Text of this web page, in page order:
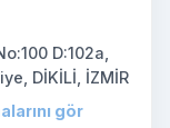
D:102a,
DİKİLİ, İZMİR
gör